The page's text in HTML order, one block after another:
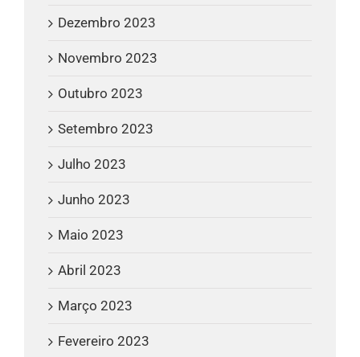
Dezembro 2023
Novembro 2023
Outubro 2023
Setembro 2023
Julho 2023
Junho 2023
Maio 2023
Abril 2023
Março 2023
Fevereiro 2023